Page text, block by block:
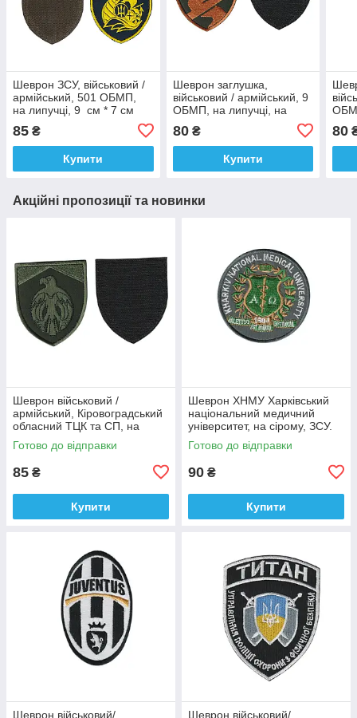
Шеврон ЗСУ, військовий /
армійський, 501 ОБМП,
на липучці, 9 см * 7 см
85 ₴
Купити
Шеврон заглушка,
військовий / армійський, 9
ОБМП, на липучці, на
80₴
Купити
80
Акційні пропозиції та новинки
Шеврон військовий /
армійський, Кіровоградський
обласний ТЦК та СП, на
оливці ЗСУ.7 см * 8 см
Готово до відправки
85 ₴
Купити
Шеврон ХНМУ Харківський
національний медичний
університет, на сірому, ЗСУ.
діаметр 8,5 см
Готово до відправки
90 ₴
Купити
Шеврон військовий/
Шеврон військовий/